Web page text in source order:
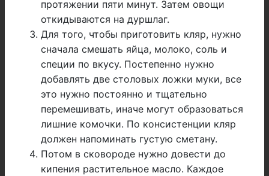
протяжении пяти минут. Затем овощи
откидываются на дуршлаг.
Для того, чтобы приготовить кляр, нужно
сначала смешать яйца, молоко, соль и
специи по вкусу. Постепенно нужно
добавлять две столовых ложки муки, все
это нужно постоянно и тщательно
перемешивать, иначе могут образоваться
лишние комочки. По консистенции кляр
должен напоминать густую сметану.
Потом в сковороде нужно довести до
кипения растительное масло. Каждое